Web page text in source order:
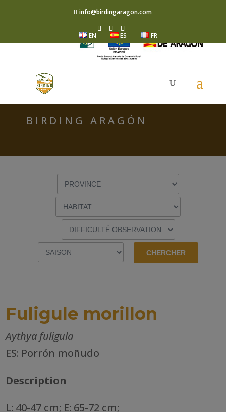
info@birdingaragon.com
EN ES FR
FULIGULE
MORILLON
BIRDING ARAGÓN
Fuligule morillon
Aythya fuligula
ES: Porrón moñudo
Description
L: 40-47 cm; E: 65-72 cm;